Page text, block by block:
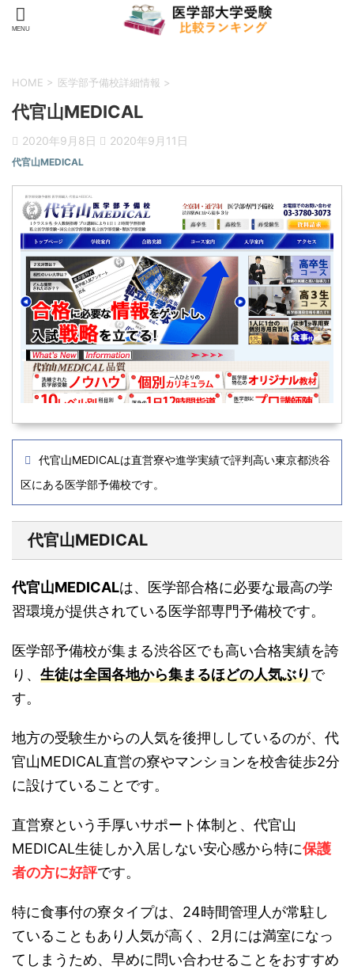
HOME > 医学部予備校詳細情報 >
代官山MEDICAL
2020年9月8日 2020年9月11日
代官山MEDICAL
代官山MEDICALは直営寮や進学実績で評判高い東京都渋谷
区にある医学部予備校です。
代官山MEDICAL
代官山MEDICALは、医学部合格に必要な最高の学
習環境が提供されている医学部専門予備校です。
医学部予備校が集まる渋谷区でも高い合格実績を誇
り、 生徒は全国各地から集まるほどの人気ぶりで
す。
地方の受験生からの人気を後押ししているのが、代
官山MEDICAL直営の寮やマンションを校舎徒歩2分
に設けていることです。
直営寮という手厚いサポート体制と、代官山
MEDICAL生徒しか入居しない安心感から特に保護
者の方に好評です。
特に食事付の寮タイプは、24時間管理人が常駐し
ていることもあり人気が高く、2月には満室になっ
てしまうため、早めに問い合わせることをおすすめ